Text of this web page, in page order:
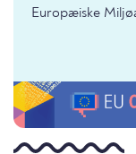
Europæiske